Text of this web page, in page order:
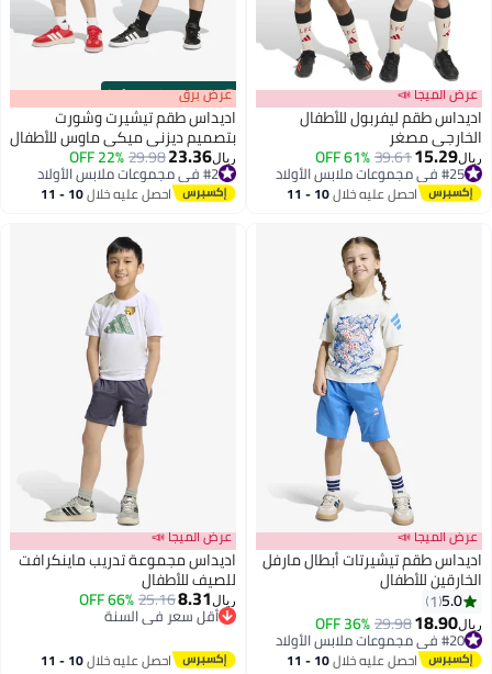
عرض الميجا 📣
اديداس طقم ليفربول للأطفال
الخارجي مصغر
ريال15.29
39.61
61% OFF #25 في مجموعات ملابس الأولاد
أقل سعر في السنة
#25 في مجموعات ملابس الأولاد احصل عليه خلال 10 - 11
00m:00s
·
100% Left عرض برق
اديداس طقم تيشيرت وشورت
بتصميم ديزني ميكي ماوس للأطفال
ريال23.36
29.98
22% OFF
#2 في مجموعات ملابس الأولاد
#2 في مجموعات ملابس الأولاد احصل عليه خلال 10 - 11
عرض الميجا 📣
اديداس طقم تيشيرتات أبطال مارفل
الخارقين للأطفال
5.0
1
ريال18.90
29.98
36% OFF
#20 في مجموعات ملابس الأولاد
#20 في مجموعات ملابس الأولاد احصل عليه خلال 10 - 11
عرض الميجا 📣
اديداس مجموعة تدريب ماينكرافت
للصيف للأطفال
ريال8.31
25.16
66% OFF
أقل سعر في السنة
أقل سعر في السنة
احصل عليه خلال 10 - 11